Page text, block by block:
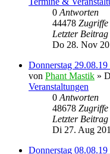
0 Antworten
44478 Zugriffe
Letzter Beitrag
Do 28. Nov
Donnerstag 29.08.19
von Phant Mastik »
Veranstaltungen
0 Antworten
48678 Zugriffe
Letzter Beitrag
Di 27. Aug
Donnerstag 08.08.19